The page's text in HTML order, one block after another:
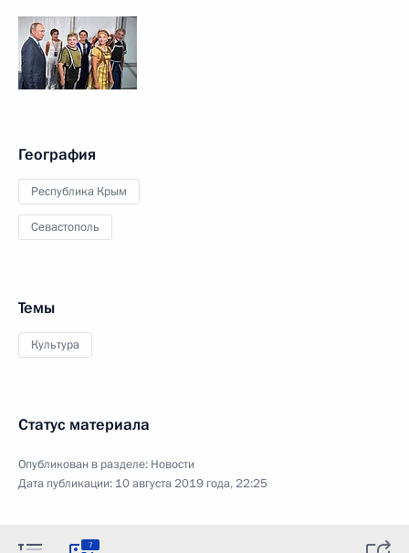
География
Республика Крым
Севастополь
Темы
Культура
Статус материала
Опубликован в разделе: Новости
Дата публикации: 10 августа 2019 года, 22:25
7